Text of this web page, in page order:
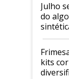
Julho
do
kits